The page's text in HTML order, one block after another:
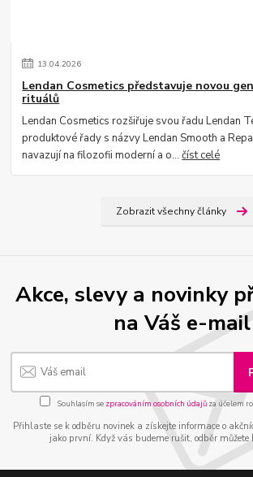
13.04.2026
Lendan Cosmetics představuje novou
rituálů
Lendan Cosmetics rozšiřuje svou řadu Lendan
produktové řady s názvy Lendan Smooth a
navazují na filozofii moderní a o...číst celé
Zobrazit všechny články
Akce, slevy a novinky
na Váš e-mail
Souhlasím se zpracováním osobních údajůza účelem
Přihlaste se k odběru novinek a získejte informace o
jako první. Když vás budeme rušit, odběr